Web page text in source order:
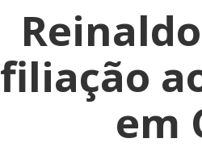
filiação
em